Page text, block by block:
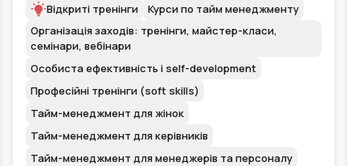
HR та корпоративне навчання
Бізнес-консалтинг і менеджмент
Корпоративні тренінги
Організація заходів: тренінги, майстер-класи,
семінари, вебінари
Освітній бізнес / EdTech
Особиста ефективність і self-development
Професійні тренінги (soft skills)
Онлайн Офлайн